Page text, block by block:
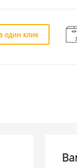
один клик